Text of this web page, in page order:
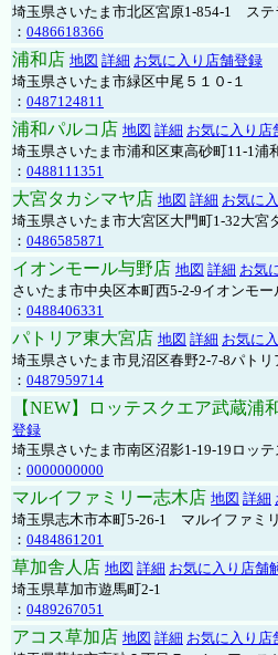
埼玉県さいたま市北区宮原1-854-1 ステ
： 0486618366
浦和店 地図 詳細 お気に入り店舗登録
埼玉県さいたま市緑区中尾５１０-１
： 0487124811
浦和パルコ店 地図 詳細 お気に入り店
埼玉県さいたま市浦和区東高砂町11-1浦
： 0488111351
大宮タカシマヤ店 地図 詳細 お気に
埼玉県さいたま市大宮区大門町1-32大宮
： 0486585871
イオンモール与野店 地図 詳細 お気
さいたま市中央区本町西5-2-9イオンモー
： 0488406331
パトリア東大宮店 地図 詳細 お気に
埼玉県さいたま市見沼区春野2-7-8パトリ
： 0487959714
【NEW】ロッテスクエア武蔵浦
登録
埼玉県さいたま市南区沼影1-19-19ロッ
： 0000000000
マルイファミリー志木店 地図 詳細
埼玉県志木市本町5-26-1 マルイファミ
： 0484861201
草加舎人店 地図 詳細 お気に入り店舗
埼玉県草加市遊馬町2-1
： 0489267051
アコス草加店 地図 詳細 お気に入り店